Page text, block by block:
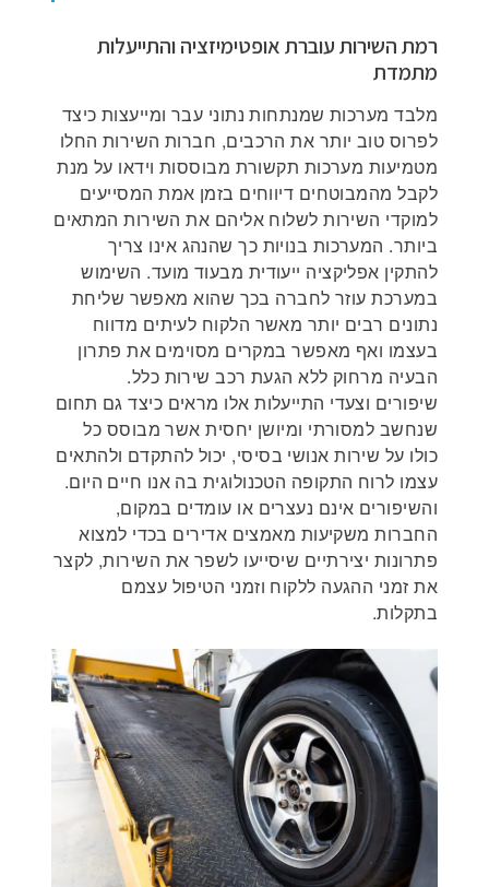
רמת השירות עוברת אופטימיזציה והתייעלות
מתמדת
מלבד מערכות שמנתחות נתוני עבר ומייעצות כיצד
לפרוס טוב יותר את הרכבים, חברות השירות החלו
מטמיעות מערכות תקשורת מבוססות וידאו על מנת
לקבל מהמבוטחים דיווחים בזמן אמת המסייעים
למוקדי השירות לשלוח אליהם את השירות המתאים
ביותר. המערכות בנויות כך שהנהג אינו צריך
להתקין אפליקציה ייעודית מבעוד מועד. השימוש
במערכת עוזר לחברה בכך שהוא מאפשר שליחת
נתונים רבים יותר מאשר הלקוח לעיתים מדווח
בעצמו ואף מאפשר במקרים מסוימים את פתרון
הבעיה מרחוק ללא הגעת רכב שירות כלל.
שיפורים וצעדי התייעלות אלו מראים כיצד גם תחום
שנחשב למסורתי ומיושן יחסית אשר מבוסס כל
כולו על שירות אנושי בסיסי, יכול להתקדם ולהתאים
עצמו לרוח התקופה הטכנולוגית בה אנו חיים היום.
והשיפורים אינם נעצרים או עומדים במקום,
החברות משקיעות מאמצים אדירים בכדי למצוא
פתרונות יצירתיים שיסייעו לשפר את השירות, לקצר
את זמני ההגעה ללקוח וזמני הטיפול עצמם
בתקלות.